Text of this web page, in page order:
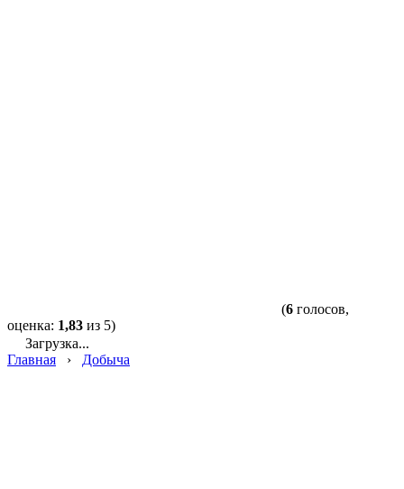
(6 голосов,
оценка: 1,83 из 5)
Загрузка...
Главная › Добыча